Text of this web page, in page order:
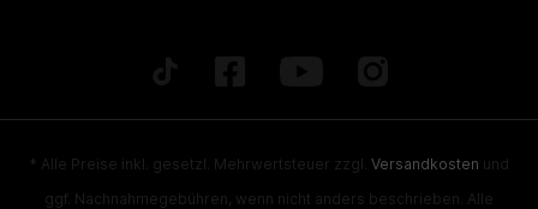
* Alle Preise inkl. gesetzl. Mehrwertsteuer zzgl. Versandkosten und
ggf. Nachnahmegebühren, wenn nicht anders beschrieben. Alle